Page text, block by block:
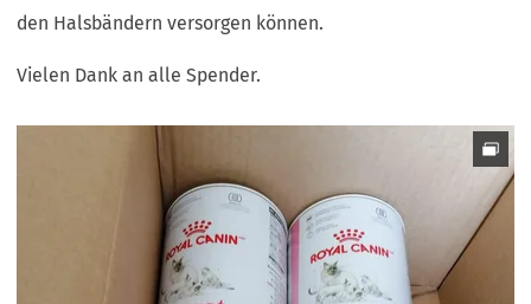
den Halsbändern versorgen können.
Vielen Dank an alle Spender.